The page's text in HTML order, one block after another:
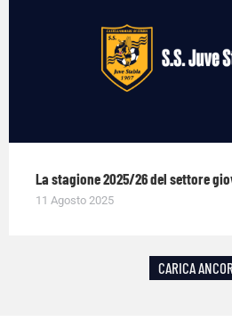
La stagione 2025/26 del settore
11 Agosto 2025
CARICA